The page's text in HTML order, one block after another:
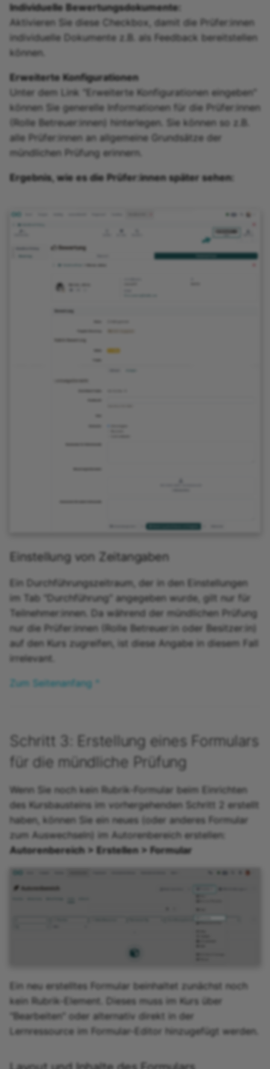
Individuelle Bewertungsdokumente:
Aktivieren Sie diese Checkbox, damit die Prüfer:innen
individuelle Dokumente z.B. als Feedback bereitstellen
können.
Erweiterte Konfigurationen
Unter dem Link "Erweiterte Konfigurationen eingeben"
können Sie generelle Informationen für die Prüfer:innen
(Rolle Betreuer:innen) hinterlegen. Sie können so z.B.
alle Prüfer:innen an allgemeine Grundsätze der
mündlichen Prüfung erinnern.
Ergebnis, wie es die Prüfer:innen später sehen:
Einstellung von Zeitangaben
Ein Durchführungszeitraum, der in den Einstellungen
im Tab "Durchführung" angegeben wurde, gilt nur für
Teilnehmer:innen. Da während der mündlichen Prüfung
nur die Prüfer:innen (Rolle Betreuer:in oder Besitzer:in)
auf den Kurs zugreifen, ist diese Angabe in diesem Fall
irrelevant.
Zum Seitenanfang ^
Schritt 3: Erstellung eines Formulars
für die mündliche Prüfung
Wenn Sie noch kein Rubrik-Formular beim Einrichten
des Kursbausteins im vorhergehenden Schritt 2 erstellt
haben, können Sie ein neues (oder anderes Formular
zum Auswechseln) im Autorenbereich erstellen:
Autorenbereich > Erstellen > Formular
Ein neu erstelltes Formular beinhaltet zunächst noch
kein Rubrik-Element. Dieses muss im Kurs über
"Bearbeiten" oder alternativ direkt in der
Lernressource im Formular-Editor hinzugefügt werden.